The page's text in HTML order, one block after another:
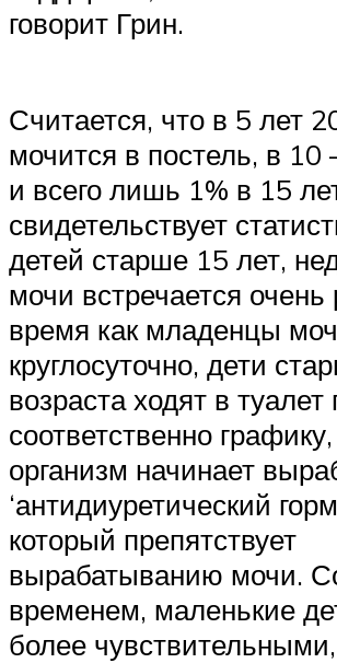
говорит Грин.
Считается, что в 5 лет
мочится в постель, в 10
и всего лишь 1% в 15
свидетельствует
детей старше 15 лет,
мочи встречается очень
время как младенцы
круглосуточно, дети
возраста ходят в
соответственно
организм начинает
‘антидиуретический
который препятствует
вырабатыванию мочи.
временем, маленькие
более чувствительными,